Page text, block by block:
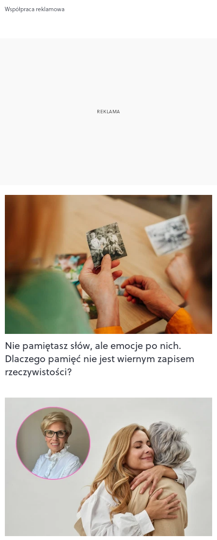
Współpraca reklamowa
Nie pamiętasz słów, ale emocje po nich.
Dlaczego pamięć nie jest wiernym zapisem
rzeczywistości?